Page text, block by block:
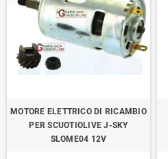
MOTORE ELETTRICO DI RICAMBIO
PER SCUOTIOLIVE J-SKY
SLOME04 12V